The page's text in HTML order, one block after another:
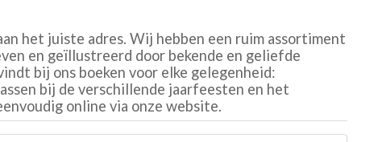
het juiste adres. Wij hebben een ruim assortiment
en geïllustreerd door bekende en geliefde
bij ons boeken voor elke gelegenheid:
bij de verschillende jaarfeesten en het
online via onze website.